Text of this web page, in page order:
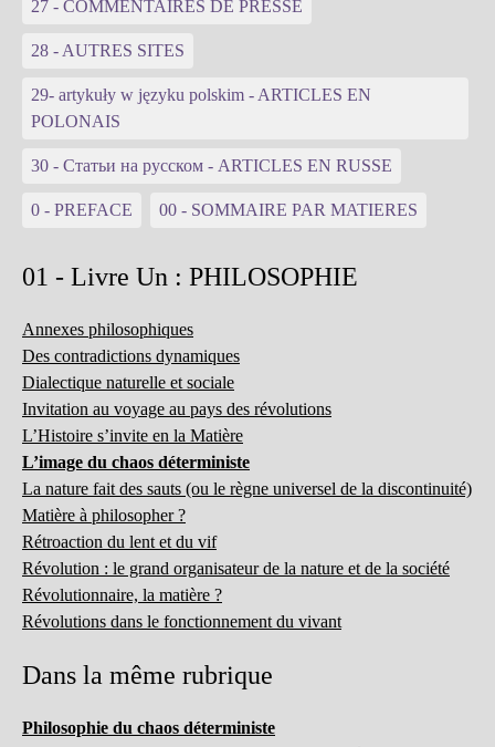
27 - COMMENTAIRES DE PRESSE
28 - AUTRES SITES
29- artykuły w języku polskim - ARTICLES EN
POLONAIS
30 - Статьи на русском - ARTICLES EN RUSSE
0 - PREFACE 00 - SOMMAIRE PAR MATIERES
01 - Livre Un : PHILOSOPHIE
Annexes philosophiques
Des contradictions dynamiques
Dialectique naturelle et sociale
Invitation au voyage au pays des révolutions
L’Histoire s’invite en la Matière
L’image du chaos déterministe
La nature fait des sauts (ou le règne universel de la discontinuité)
Matière à philosopher ?
Rétroaction du lent et du vif
Révolution : le grand organisateur de la nature et de la société
Révolutionnaire, la matière ?
Révolutions dans le fonctionnement du vivant
Dans la même rubrique
Philosophie du chaos déterministe